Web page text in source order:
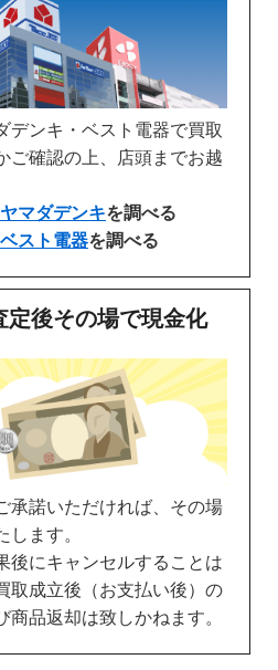
デンキ・ベスト電器で買取
ご確認の上、店頭までお越
マダデンキを調べる
スト電器を調べる
定後その場で現金化
承諾いただければ、その場
します。
後にキャンセルすることは
取成立後（お支払い後）の
商品返却は致しかねます。